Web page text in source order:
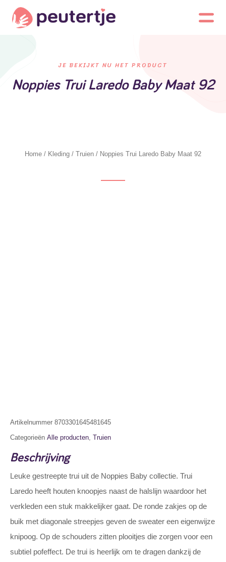
JE BEKIJKT NU HET PRODUCT
Noppies Trui Laredo Baby Maat 92
Home / Kleding / Truien / Noppies Trui Laredo Baby Maat 92
Artikelnummer 8703301645481645
Categorieën Alle producten, Truien
Beschrijving
Leuke gestreepte trui uit de Noppies Baby collectie. Trui
Laredo heeft houten knoopjes naast de halslijn waardoor het
verkleden een stuk makkelijker gaat. De ronde zakjes op de
buik met diagonale streepjes geven de sweater een eigenwijze
knipoog. Op de schouders zitten plooitjes die zorgen voor een
subtiel pofeffect. De trui is heerlijk om te dragen dankzij de